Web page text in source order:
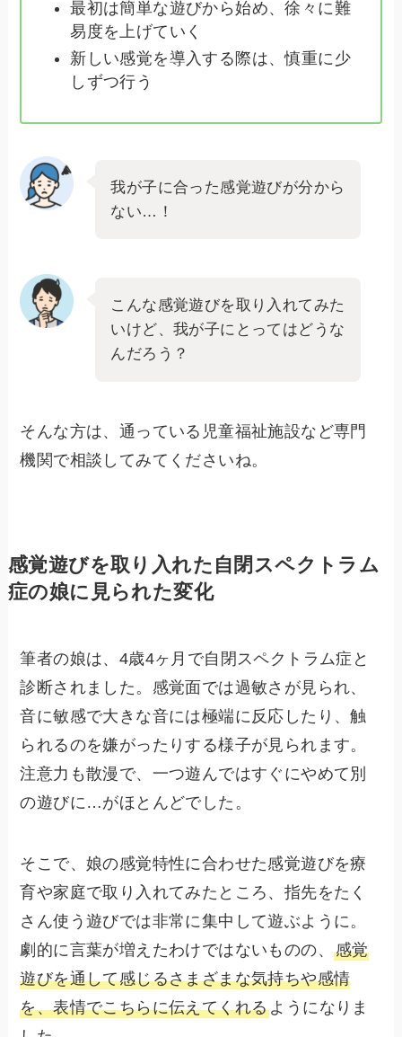
最初は簡単な遊びから始め、徐々に難
易度を上げていく
新しい感覚を導入する際は、慎重に少
しずつ行う
我が子に合った感覚遊びが分から
ない…！
こんな感覚遊びを取り入れてみた
いけど、我が子にとってはどうな
んだろう？
そんな方は、通っている児童福祉施設など専門
機関で相談してみてくださいね。
感覚遊びを取り入れた自閉スペクトラム
症の娘に見られた変化
筆者の娘は、4歳4ヶ月で自閉スペクトラム症と
診断されました。感覚面では過敏さが見られ、
音に敏感で大きな音には極端に反応したり、触
られるのを嫌がったりする様子が見られます。
注意力も散漫で、一つ遊んではすぐにやめて別
の遊びに…がほとんどでした。
そこで、娘の感覚特性に合わせた感覚遊びを療
育や家庭で取り入れてみたところ、指先をたく
さん使う遊びでは非常に集中して遊ぶように。
劇的に言葉が増えたわけではないものの、感覚
遊びを通して感じるさまざまな気持ちや感情
を、表情でこちらに伝えてくれるようになりま